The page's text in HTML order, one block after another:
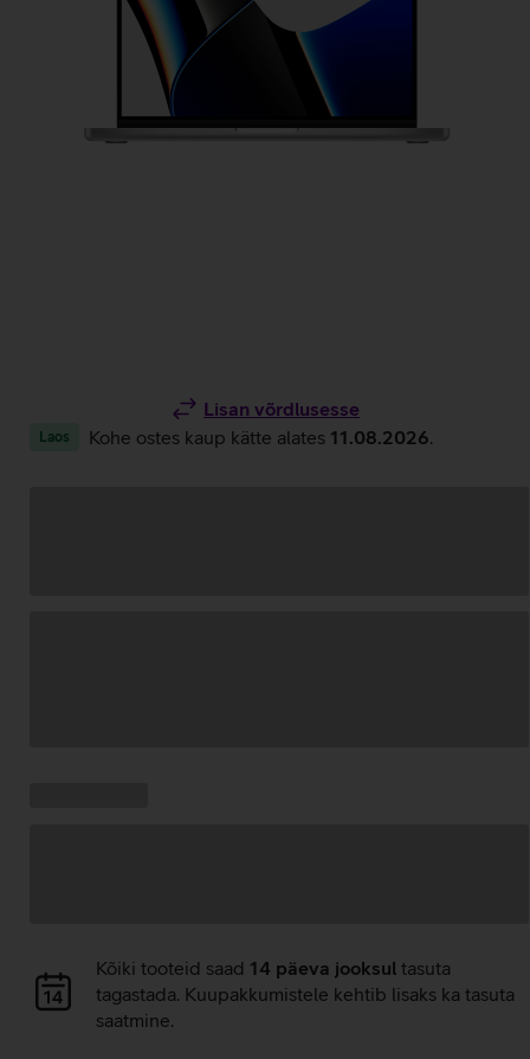
Lisan võrdlusesse
Laos Kohe ostes kaup kätte alates 11.08.2026
Andmete
laadimine
Kõiki tooteid saad 14 päeva jooksul tasuta
tagastada. Kuupakkumistele kehtib lisaks ka tasuta
saatmine.